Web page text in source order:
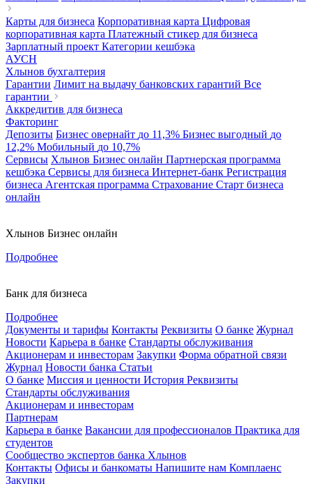
Карты для бизнеса Корпоративная карта Цифровая
корпоративная карта Платежный стикер для бизнеса
Зарплатный проект Категории кешбэка
АУСН
Хлынов бухгалтерия
Гарантии Лимит на выдачу банковских гарантий Все
гарантии
Аккредитив для бизнеса
Факторинг
Депозиты Бизнес овернайт до 11,3% Бизнес выгодный до
12,2% Мобильный до 10,7%
Сервисы Хлынов Бизнес онлайн Партнерская программа
кешбэка Сервисы для бизнеса Интернет-банк Регистрация
бизнеса Агентская программа Страхование Старт бизнеса
онлайн
Хлынов Бизнес онлайн
Подробнее
Банк для бизнеса
Подробнее
Документы и тарифы Контакты Реквизиты О банке Журнал
Новости Карьера в банке Стандарты обслуживания
Акционерам и инвесторам Закупки Форма обратной связи
Журнал Новости банка Статьи
О банке Миссия и ценности История Реквизиты
Стандарты обслуживания
Акционерам и инвесторам
Партнерам
Карьера в банке Вакансии для профессионалов Практика для
студентов
Сообщество экспертов банка Хлынов
Контакты Офисы и банкоматы Напишите нам Комплаенс
Закупки